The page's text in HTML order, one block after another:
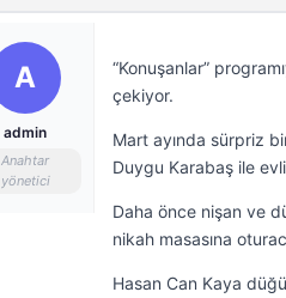
A
admin
Anahtar
yönetici
“Konuşanlar”
çekiyor.
Mart ayında sürpriz
Duygu Karabaş ile
Daha önce nişan ve
nikah masasına
Hasan Can Kaya